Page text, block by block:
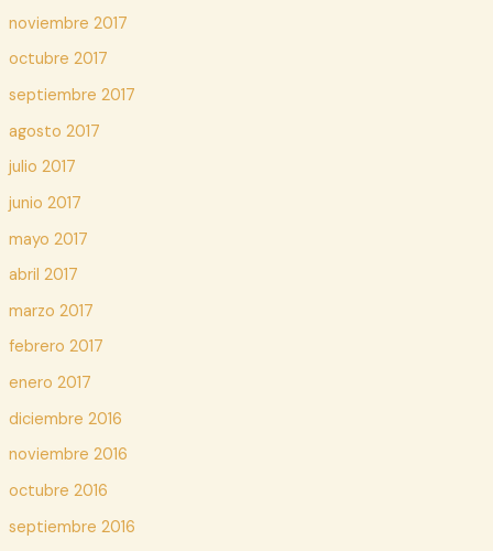
noviembre 2017
octubre 2017
septiembre 2017
agosto 2017
julio 2017
junio 2017
mayo 2017
abril 2017
marzo 2017
febrero 2017
enero 2017
diciembre 2016
noviembre 2016
octubre 2016
septiembre 2016